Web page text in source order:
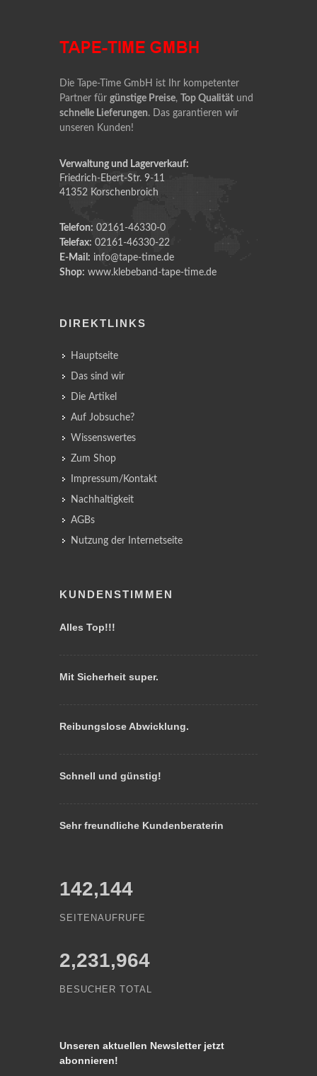
Die Tape-Time GmbH ist Ihr kompetenter
Partner für günstige Preise, Top Qualität und
schnelle Lieferungen. Das garantieren wir
unseren Kunden!
Verwaltung und Lagerverkauf:
Friedrich-Ebert-Str. 9-11
41352 Korschenbroich
Telefon: 02161-46330-0
Telefax: 02161-46330-22
E-Mail: info@tape-time.de
Shop: www.klebeband-tape-time.de
DIREKTLINKS
Hauptseite
Das sind wir
Die Artikel
Auf Jobsuche?
Wissenswertes
Zum Shop
Impressum/Kontakt
Nachhaltigkeit
AGBs
Nutzung der Internetseite
KUNDENSTIMMEN
Alles Top!!!
Mit Sicherheit super.
Reibungslose Abwicklung.
Schnell und günstig!
Sehr freundliche Kundenberaterin
142,144
SEITENAUFRUFE
2,231,964
BESUCHER TOTAL
Unseren aktuellen Newsletter jetzt
abonnieren!